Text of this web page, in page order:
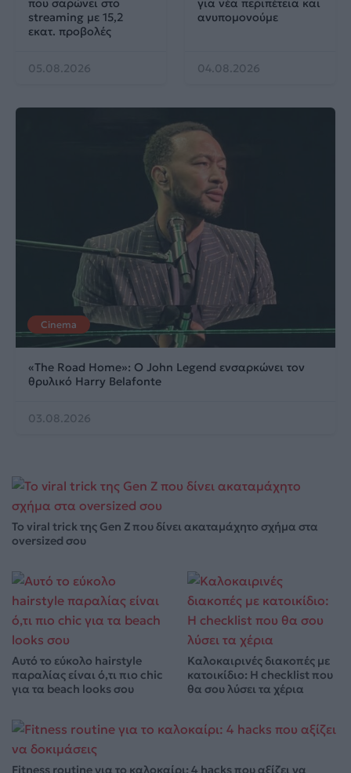
που σαρώνει στο
streaming με 15,2
εκατ. προβολές
05.08.2026
για νέα περιπέτεια και
ανυπομονούμε
04.08.2026
Cinema
«The Road Home»: Ο John Legend ενσαρκώνει τον
θρυλικό Harry Belafonte
03.08.2026
Το viral trick της Gen Z που δίνει ακαταμάχητο σχήμα στα
oversized σου
Αυτό το εύκολο hairstyle
παραλίας είναι ό,τι πιο chic
για τα beach looks σου
Καλοκαιρινές διακοπές με
κατοικίδιο: Η checklist που
θα σου λύσει τα χέρια
Fitness routine για το καλοκαίρι: 4 hacks που αξίζει να